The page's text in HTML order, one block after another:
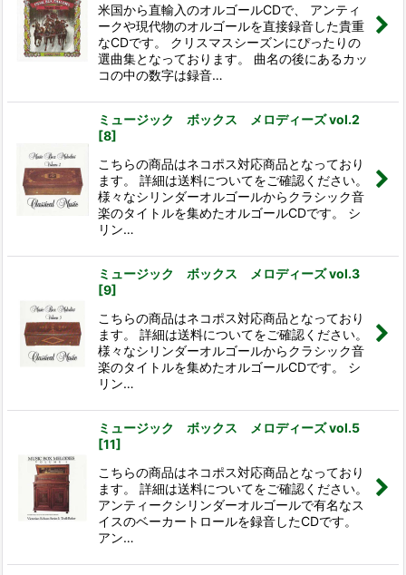
米国から直輸入のオルゴールCDで、 アンティ
ークや現代物のオルゴールを直接録音した貴重
なCDです。 クリスマスシーズンにぴったりの
選曲集となっております。 曲名の後にあるカッ
コの中の数字は録音…
ミュージック ボックス メロディーズ vol.2
[8]
こちらの商品はネコポス対応商品となっており
ます。 詳細は送料についてをご確認ください。
様々なシリンダーオルゴールからクラシック音
楽のタイトルを集めたオルゴールCDです。 シ
リン…
ミュージック ボックス メロディーズ vol.3
[9]
こちらの商品はネコポス対応商品となっており
ます。 詳細は送料についてをご確認ください。
様々なシリンダーオルゴールからクラシック音
楽のタイトルを集めたオルゴールCDです。 シ
リン…
ミュージック ボックス メロディーズ vol.5
[11]
こちらの商品はネコポス対応商品となっており
ます。 詳細は送料についてをご確認ください。
アンティークシリンダーオルゴールで有名なス
イスのベーカートロールを録音したCDです。
アン…